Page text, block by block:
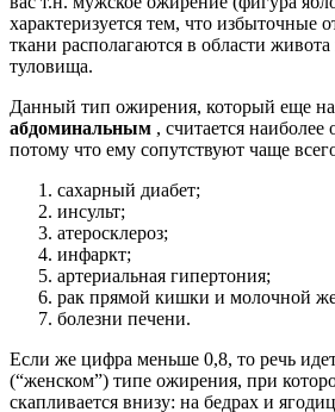
характеризуется тем, что избыточные
ткани располагаются в области
туловища.
Данный тип ожирения, который еще
абдоминальным , считается
потому что ему сопутствуют чаще
сахарный диабет;
инсульт;
атеросклероз;
инфаркт;
артериальная гипертония;
рак прямой кишки и молочной
болезни печени.
Если же цифра меньше 0,8, то речь
(“женском”) типе ожирения, при
скапливается внизу: на бедрах и